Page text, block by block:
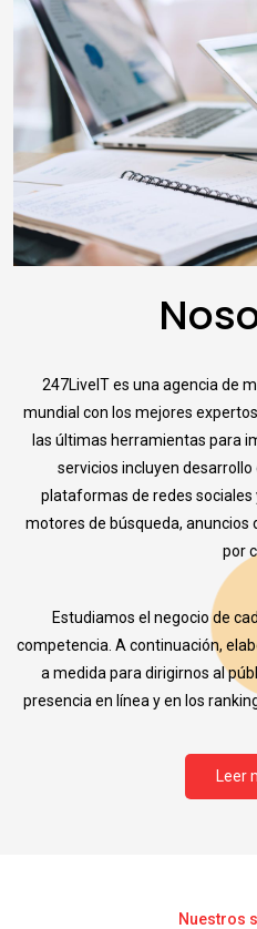
247LiveIT es una agencia de
mundial con los mejores
las últimas herramientas para
servicios incluyen
plataformas de redes
motores de búsqueda, anuncios
por
Estudiamos el negocio de
competencia. A continuación,
a medida para dirigirnos al
presencia en línea y en los
Leer
Nuestros